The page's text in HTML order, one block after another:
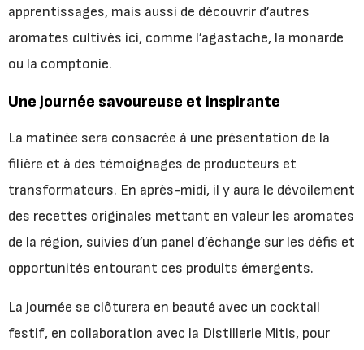
apprentissages, mais aussi de découvrir d’autres
aromates cultivés ici, comme l’agastache, la monarde
ou la comptonie.
Une journée savoureuse et inspirante
La matinée sera consacrée à une présentation de la
filière et à des témoignages de producteurs et
transformateurs. En après-midi, il y aura le dévoilement
des recettes originales mettant en valeur les aromates
de la région, suivies d’un panel d’échange sur les défis et
opportunités entourant ces produits émergents.
La journée se clôturera en beauté avec un cocktail
festif, en collaboration avec la Distillerie Mitis, pour